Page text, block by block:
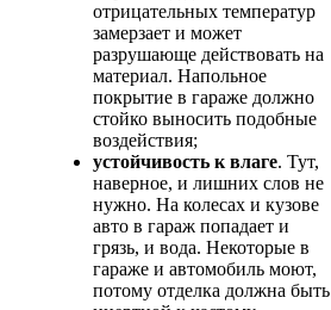
отрицательных температур
замерзает и может
разрушающе действовать на
материал. Напольное
покрытие в гараже должно
стойко выносить подобные
воздействия;
устойчивость к влаге. Тут,
наверное, и лишних слов не
нужно. На колесах и кузове
авто в гараж попадает и
грязь, и вода. Некоторые в
гараже и автомобиль моют,
потому отделка должна быть